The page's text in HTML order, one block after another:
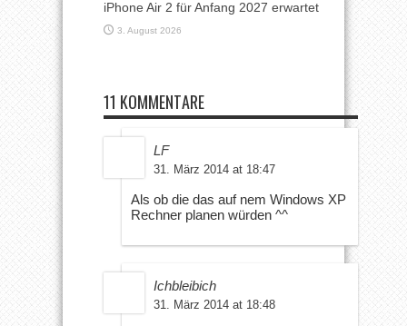
iPhone Air 2 für Anfang 2027 erwartet
3. August 2026
11 KOMMENTARE
LF
31. März 2014 at 18:47
Als ob die das auf nem Windows XP
Rechner planen würden ^^
Ichbleibich
31. März 2014 at 18:48